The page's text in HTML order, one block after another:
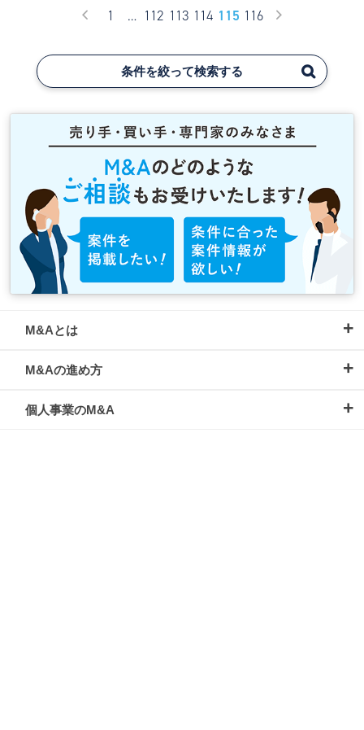
1 … 112 113 114 115 116
条件を絞って検索する
M&Aとは
M&Aの進め方
個人事業のM&A